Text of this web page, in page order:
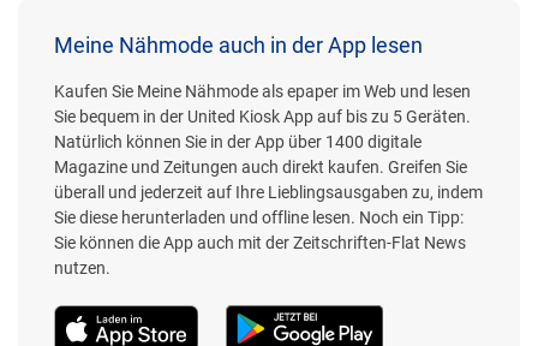
Meine Nähmode auch in der App lesen
Kaufen Sie Meine Nähmode als epaper im Web und lesen
Sie bequem in der United Kiosk App auf bis zu 5 Geräten.
Natürlich können Sie in der App über 1400 digitale
Magazine und Zeitungen auch direkt kaufen. Greifen Sie
überall und jederzeit auf Ihre Lieblingsausgaben zu, indem
Sie diese herunterladen und offline lesen. Noch ein Tipp:
Sie können die App auch mit der Zeitschriften-Flat News
nutzen.